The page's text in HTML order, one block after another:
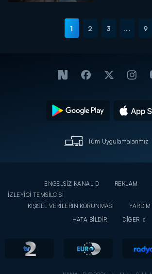
1 2 3 ... 9
Tüm Uygulamalarımız
ENGELSİZ KANAL D REKLAM
İZLEYİCİ TEMSİLCİSİ
KİŞİSEL VERİLERİN KORUNMASI
YARDIM
HATA BİLDİR
DİĞER